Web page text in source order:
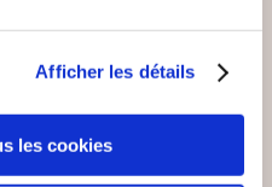
Afficher les détails
les cookies